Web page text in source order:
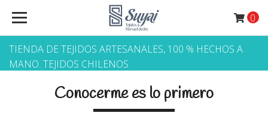
TIENDA DE TEJIDOS ARTESANALES, 100 % HECHOS A
MANO. TEJIDOS CHILENOS
0
Conocerme es lo primero